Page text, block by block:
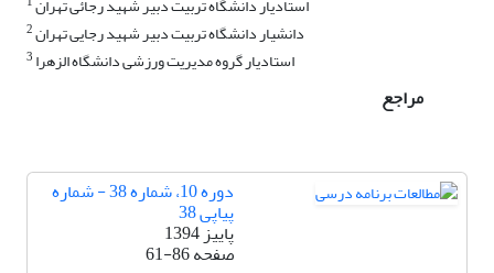
استادیار دانشگاه تربیت دبیر شهید رجائی تهران
2دانشیار دانشگاه تربیت دبیر شهید رجایی تهران
3 استادیار گروه مدیریت ورزشی دانشگاه الزهرا
مراجع
دوره 10، شماره 38 - شماره
پیاپی 38
پاییز 1394
صفحه61-86